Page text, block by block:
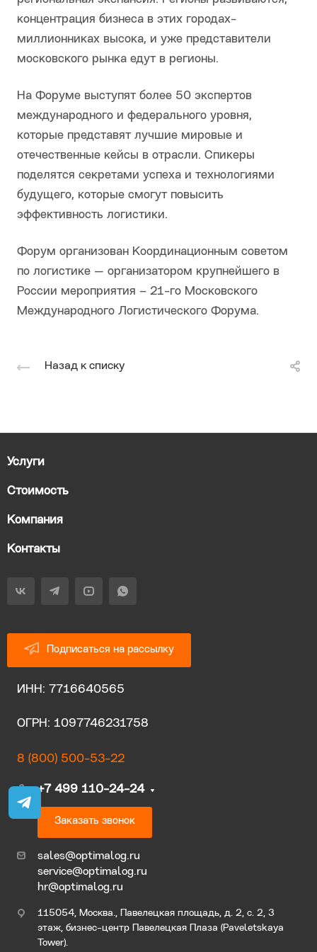
концентрация бизнеса в этих городах-
миллионниках высока, и уже представители
московского рынка едут в регионы.
На Форуме выступят более 50 экспертов
международного и федерального уровня,
которые представят лучшие мировые и
отечественные кейсы в отрасли. Спикеры
поделятся секретами успеха и технологиями
будущего, которые смогут повысить
эффективность логистики.
Форум организован Координационным советом
по логистике — организатором крупнейшего в
России мероприятия – 21-го Московского
Международного Логистического Форума.
Назад к списку
Услуги
Стоимость
Компания
Контакты
Подписаться на рассылку
ИНН: 7716640565
ОГРН: 1097746231758
8 (800) 500-53-22
+7 499 110-24-24
Заказать звонок
sales@optimalog.ru
service@optimalog.ru
hr@optimalog.ru
115054, Москва., Павелецкая площадь, д. 2, с. 2, 3
этаж, бизнес-центр Павелецкая Плаза (Paveletskaya
Tower).